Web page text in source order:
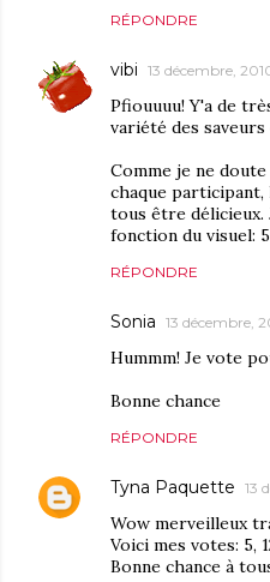
RÉPONDRE
vibi 13 décembre,
Pfiouuuu! Y'a de
variété des
Comme je ne
chaque participant,
tous être délicieux.
fonction du visuel:
RÉPONDRE
Sonia 13 décembre,
Hummm! Je vote
Bonne chance
RÉPONDRE
Tyna Paquette 13
Wow merveilleux
Voici mes votes: 5,
Bonne chance à